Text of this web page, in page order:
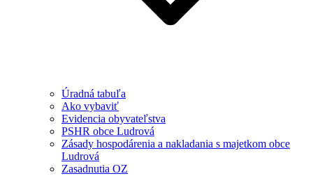
Úradná tabuľa
Ako vybaviť
Evidencia obyvateľstva
PSHR obce Ludrová
Zásady hospodárenia a nakladania s majetkom obce
Ludrová
Zasadnutia OZ